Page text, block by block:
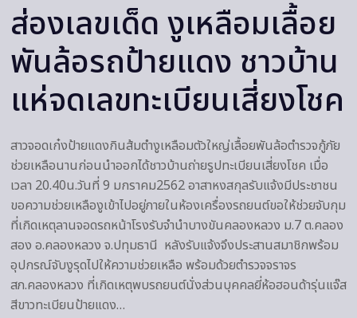
ส่องเลขเด็ด งูเหลือมเลื้อย
พันล้อรถป้ายแดง ชาวบ้าน
แห่จดเลขทะเบียนเสี่ยงโชค
สาวจอดเก๋งป้ายแดงกินส้มตำงูเหลือมตัวใหญ่เลื้อยพันล้อตำรวจกู้ภัย
ช่วยเหลือนานก่อนนำออกได้ชาวบ้านถ่ายรูปทะเบียนเสี่ยงโชค เมื่อ
เวลา 20.40น.วันที่ 9 มกราคม2562 อาสาหงสกุลรับแจ้งมีประชาชน
ขอความช่วยเหลืองูเข้าไปอยู่ภายในห้องเครื่องรถยนต์ขอให้ช่วยจับกุม
ที่เกิดเหตุลานจอดรถหน้าโรงรับจำนำบางขันคลองหลวง ม.7 ต.คลอง
สอง อ.คลองหลวง จ.ปทุมธานี หลังรับแจ้งจึงประสานสมาชิกพร้อม
อุปกรณ์จับงูรุดไปให้ความช่วยเหลือ พร้อมด้วยตำรวจจราจร
สภ.คลองหลวง ที่เกิดเหตุพบรถยนต์นั่งส่วนบุคคลยี่ห้อฮอนด้ารุ่นแจ๊ส
สีขาวทะเบียนป้ายแดง…